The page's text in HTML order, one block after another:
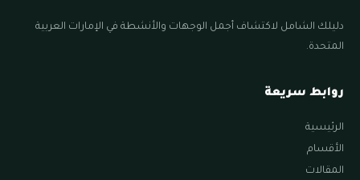
دليلك الشامل لاكتشاف أجمل الوجهات والأنشطة في الإمارات العربية
المتحدة.
روابط سريعة
الرئيسية
الأقسام
المقالات